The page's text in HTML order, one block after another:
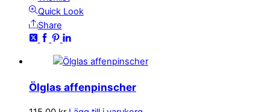
Quick Look
Share
Ölglas affenpinscher